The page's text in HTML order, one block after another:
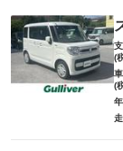
(
(